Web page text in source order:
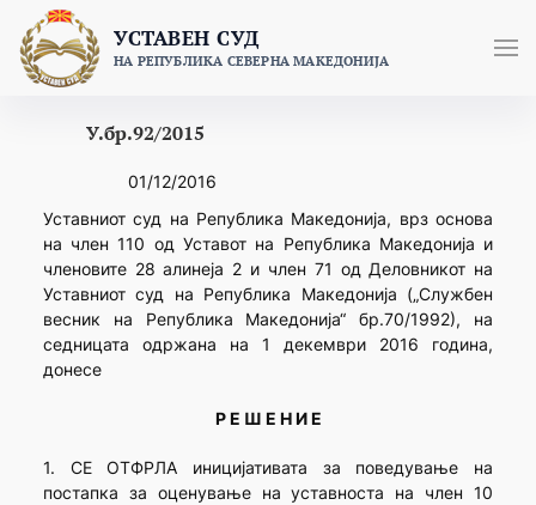
content
УСТАВЕН СУД
НА РЕПУБЛИКА СЕВЕРНА МАКЕДОНИЈА
У.бр.92/2015
01/12/2016
Уставниот суд на Република Македонија, врз основа
на член 110 од Уставот на Република Македонија и
членовите 28 алинеjа 2 и член 71 од Деловникот на
Уставниот суд на Република Македонија („Службен
весник на Република Македонија“ бр.70/1992), на
седницатa одржана на 1 декември 2016 година,
донесе
Р Е Ш Е Н И Е
1. СЕ ОТФРЛА иницијативата за поведување на
постапка за оценување на уставноста на член 10